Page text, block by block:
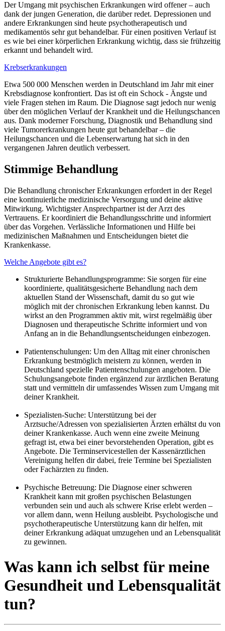
Der Umgang mit psychischen Erkrankungen wird offener – auch
dank der jungen Generation, die darüber redet. Depressionen und
andere Erkrankungen sind heute psychotherapeutisch und
medikamentös sehr gut behandelbar. Für einen positiven Verlauf ist
es wie bei einer körperlichen Erkrankung wichtig, dass sie frühzeitig
erkannt und behandelt wird.
Krebserkrankungen
Etwa 500 000 Menschen werden in Deutschland im Jahr mit einer
Krebsdiagnose konfrontiert. Das ist oft ein Schock - Ängste und
viele Fragen stehen im Raum. Die Diagnose sagt jedoch nur wenig
über den möglichen Verlauf der Krankheit und die Heilungschancen
aus. Dank moderner Forschung, Diagnostik und Behandlung sind
viele Tumorerkrankungen heute gut behandelbar – die
Heilungschancen und die Lebenserwartung hat sich in den
vergangenen Jahren deutlich verbessert.
Stimmige Behandlung
Die Behandlung chronischer Erkrankungen erfordert in der Regel
eine kontinuierliche medizinische Versorgung und deine aktive
Mitwirkung. Wichtigster Ansprechpartner ist der Arzt des
Vertrauens. Er koordiniert die Behandlungsschritte und informiert
über das Vorgehen. Verlässliche Informationen und Hilfe bei
medizinischen Maßnahmen und Entscheidungen bietet die
Krankenkasse.
Welche Angebote gibt es?
Strukturierte Behandlungsprogramme: Sie sorgen für eine
koordinierte, qualitätsgesicherte Behandlung nach dem
aktuellen Stand der Wissenschaft, damit du so gut wie
möglich mit der chronischen Erkrankung leben kannst. Du
wirkst an den Programmen aktiv mit, wirst regelmäßig über
Diagnosen und therapeutische Schritte informiert und von
Anfang an in die Behandlungsentscheidungen einbezogen.
Patientenschulungen: Um den Alltag mit einer chronischen
Erkrankung bestmöglich meistern zu können, werden in
Deutschland spezielle Patientenschulungen angeboten. Die
Schulungsangebote finden ergänzend zur ärztlichen Beratung
statt und vermitteln dir umfassendes Wissen zum Umgang mit
deiner Krankheit.
Spezialisten-Suche: Unterstützung bei der
Arztsuche/Adressen von spezialisierten Ärzten erhältst du von
deiner Krankenkasse. Auch wenn eine zweite Meinung
gefragt ist, etwa bei einer bevorstehenden Operation, gibt es
Angebote. Die Terminservicestellen der Kassenärztlichen
Vereinigung helfen dir dabei, freie Termine bei Spezialisten
oder Fachärzten zu finden.
Psychische Betreuung: Die Diagnose einer schweren
Krankheit kann mit großen psychischen Belastungen
verbunden sein und auch als schwere Krise erlebt werden –
vor allem dann, wenn Heilung ausbleibt. Psychologische und
psychotherapeutische Unterstützung kann dir helfen, mit
deiner Erkrankung adäquat umzugehen und an Lebensqualität
zu gewinnen.
Was kann ich selbst für meine
Gesundheit und Lebensqualität
tun?